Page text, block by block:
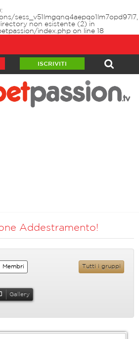
sess_v51lmgqnq4aepqo1lm7opd97l7,
non esistente (2) in
index.php on line 18
ISCRIVITI
Addestramento!
Tutti i gruppi
Membri
Gallery